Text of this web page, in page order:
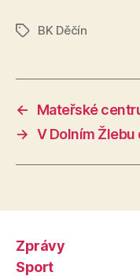
ŠtítkyBK Děčín
←
Mateřské
→ V Dolním
Zprávy
Sport